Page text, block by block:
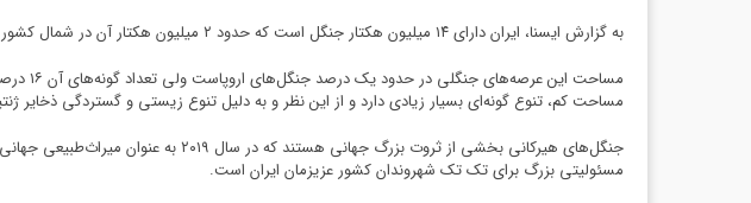
به گزارش ایسنا، ایران دارای ۱۴ میلیون هکتار جنگل است که حدود ۲ میلیون هکتار آن در شمال کشور واقع است. قدمت جنگل‌های باستانی هیرکانی ایران به بیش از پنجاه میلیون سال قبل برمی گردد.
مساحت کم، تنوع گونه‌ای بسیار زیادی دارد و از این نظر و به دلیل تنوع زیستی و گستردگی
جنگل‌های هیرکانی بخشی از ثروت بزرگ
مسئولیتی بزرگ برای تک تک شهروندان کشور عزیزمان ایران است.